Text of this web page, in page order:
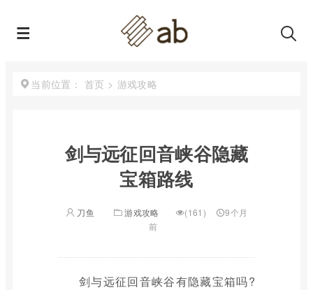
当前位置： 首页 > 游戏攻略
剑与远征回音峡谷隐藏
宝箱路线
刀鱼 游戏攻略 (161)
9个月
前
剑与远征回音峡谷有隐藏宝箱吗?